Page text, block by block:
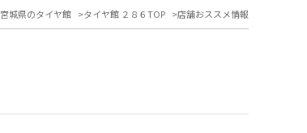
宮城県のタイヤ館 タイヤ館 ２８６TOP 店舗おススメ情報